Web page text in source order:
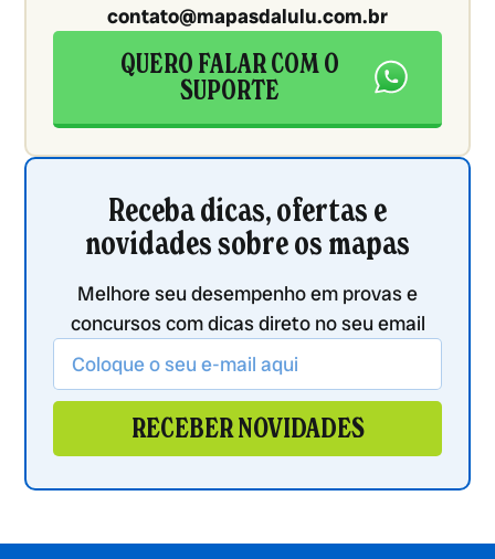
contato@mapasdalulu.com.br
QUERO FALAR COM O
SUPORTE
Receba dicas, ofertas e
novidades sobre os mapas
Melhore seu desempenho em provas e
concursos com dicas direto no seu email
RECEBER NOVIDADES